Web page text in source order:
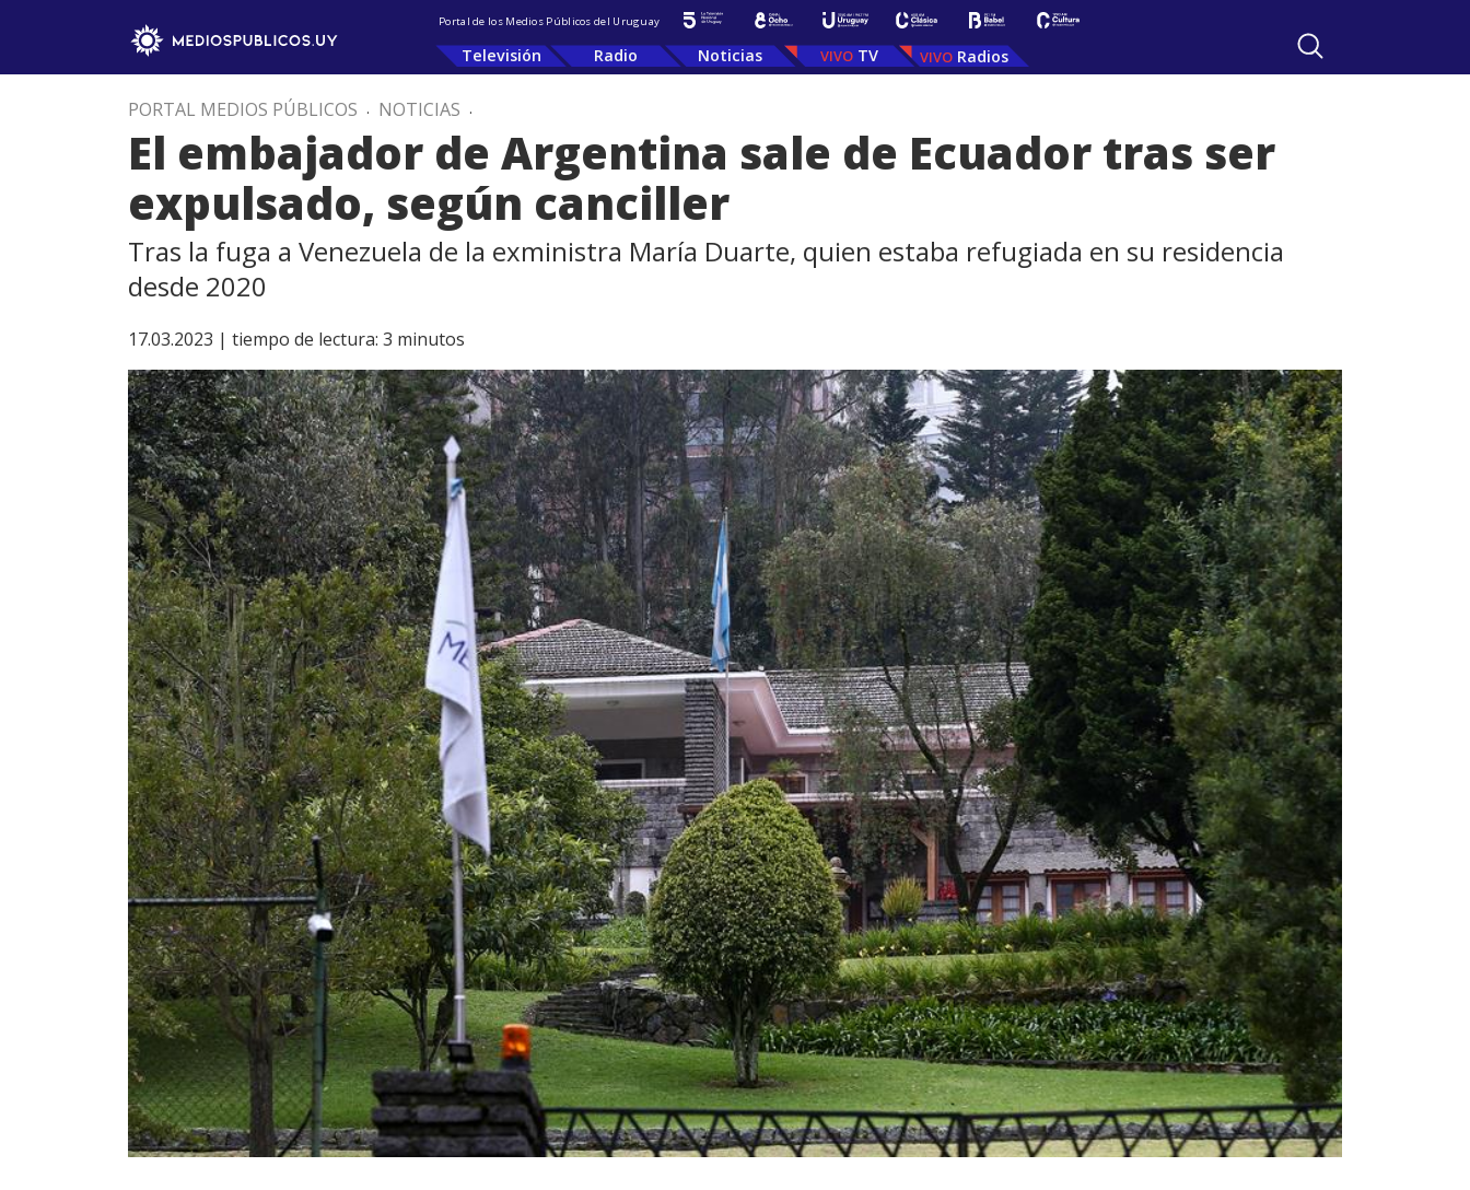
Portal de los Medios Públicos del Uruguay
Televisión Radio Noticias TV Radios
PORTAL MEDIOS PÚBLICOS . NOTICIAS .
El embajador de Argentina sale de Ecuador tras ser
expulsado, según canciller
Tras la fuga a Venezuela de la exministra María Duarte, quien estaba refugiada en su residencia
desde 2020
17.03.2023 | tiempo de lectura: 3 minutos